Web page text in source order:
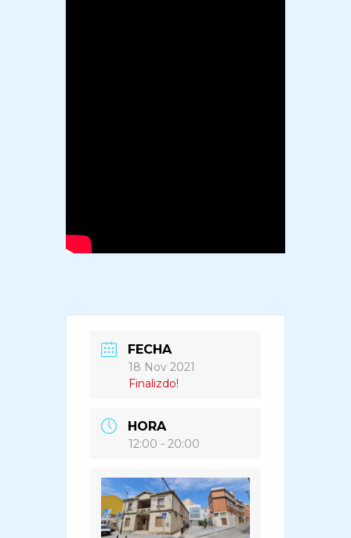
FECHA
18 Nov 2021
Finalizdo!
HORA
12:00 - 20:00